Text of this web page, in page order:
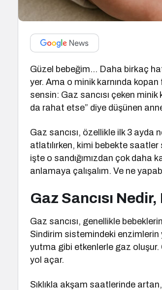
Güzel bebeğim… Daha birkaç
yer. Ama o minik karnında
sensin: Gaz sancısı çeken
da rahat etse” diye düşünen
Gaz sancısı, özellikle ilk 3
atlatılırken, kimi bebekte
işte o sandığımızdan çok daha
anlamaya çalışalım. Ve ne
Gaz Sancısı
Gaz sancısı, genellikle
Sindirim sistemindeki enzimlerin
yutma gibi etkenlerle gaz oluşur.
yol açar.
Sıklıkla akşam saatlerinde